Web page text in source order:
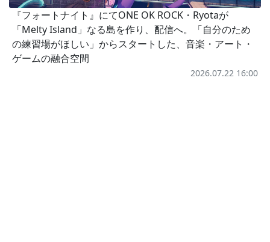
『フォートナイト』にてONE OK ROCK・Ryotaが
「Melty Island」なる島を作り、配信へ。「自分のため
の練習場がほしい」からスタートした、音楽・アート・
ゲームの融合空間
2026.07.22 16:00